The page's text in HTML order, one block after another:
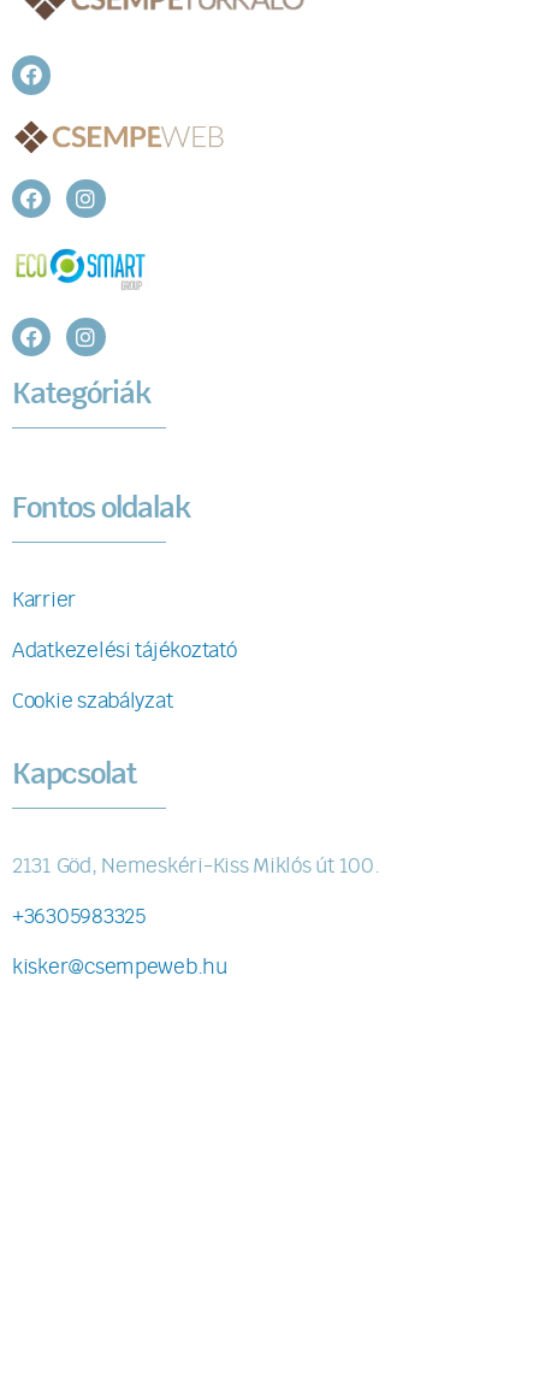
Kategóriák
Fontos oldalak
Karrier
Adatkezelési tájékoztató
Cookie szabályzat
Kapcsolat
2131 Göd, Nemeskéri-Kiss Miklós út 100.
+36305983325
kisker@csempeweb.hu